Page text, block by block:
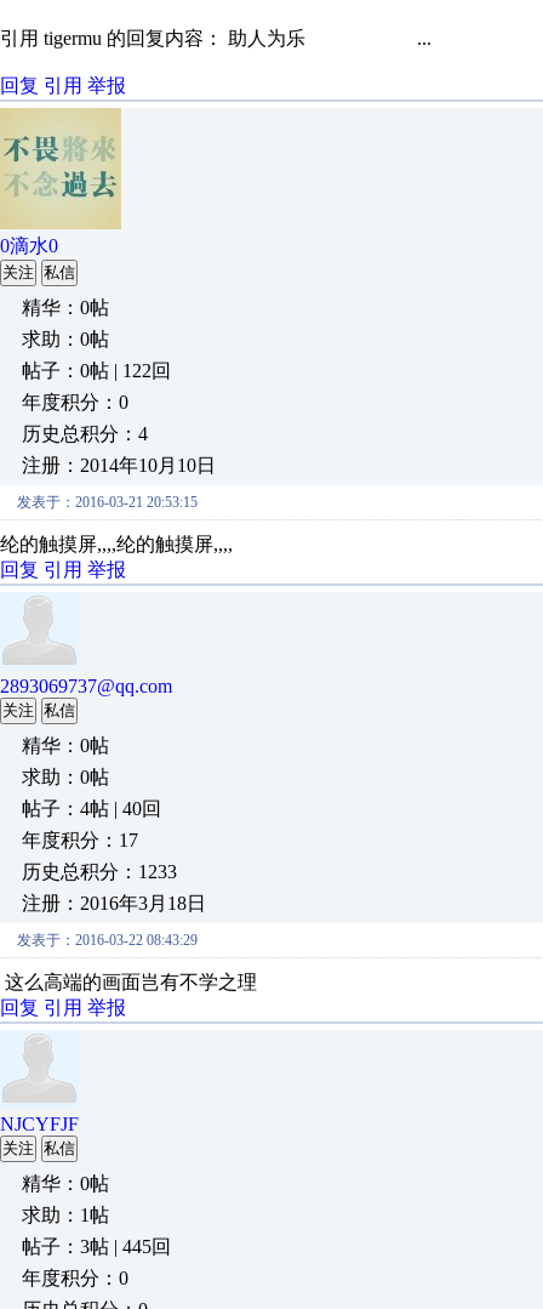
引用 tigermu 的回复内容： 助人为乐 ...
回复 引用 举报
0滴水0
关注 私信
精华：0帖
求助：0帖
帖子：0帖 | 122回
年度积分：0
历史总积分：4
注册：2014年10月10日
发表于：2016-03-21 20:53:15
纶的触摸屏,,,,纶的触摸屏,,,,
回复 引用 举报
2893069737@qq.com
关注 私信
精华：0帖
求助：0帖
帖子：4帖 | 40回
年度积分：17
历史总积分：1233
注册：2016年3月18日
发表于：2016-03-22 08:43:29
这么高端的画面岂有不学之理
回复 引用 举报
NJCYFJF
关注 私信
精华：0帖
求助：1帖
帖子：3帖 | 445回
年度积分：0